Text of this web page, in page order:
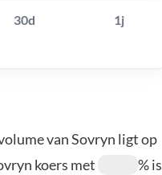
30d 1j
van Sovryn ligt op
koers met
% is